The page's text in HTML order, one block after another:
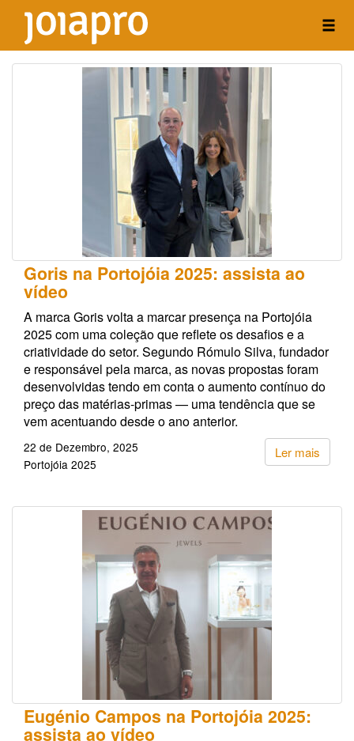
Goris na Portojóia 2025: assista ao
vídeo
A marca Goris volta a marcar presença na Portojóia
2025 com uma coleção que reflete os desafios e a
criatividade do setor. Segundo Rómulo Silva, fundador
e responsável pela marca, as novas propostas foram
desenvolvidas tendo em conta o aumento contínuo do
preço das matérias-primas — uma tendência que se
vem acentuando desde o ano anterior.
Ler mais
22 de Dezembro, 2025
Portojóia 2025
Eugénio Campos na Portojóia 2025:
assista ao vídeo